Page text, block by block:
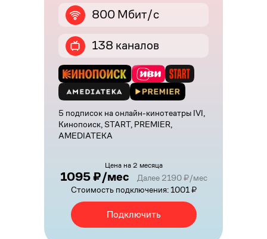
800 Мбит/с
138 каналов
5 подписок на онлайн-кинотеатры IVI,
Кинопоиск, START, PREMIER,
AMEDIATEKA
Цена на 2 месяца
1095 ₽/мес
Далее 2190 ₽/мес
Стоимость подключения: 1001 ₽
Подключить